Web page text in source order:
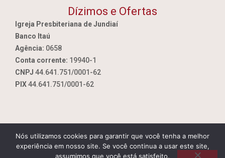
Dízimos e Ofertas
Igreja Presbiteriana de Jundiaí
Banco Itaú
Agência: 0658
Conta corrente: 19940-1
CNPJ 44.641.751/0001-62
PIX44.641.751/0001-62
By Jundiai.tec.br
Nós utilizamos cookies para garantir que você tenha a melhor
experiência em nosso site. Se você continua a usar este site,
assumimos que você está satisfeito.